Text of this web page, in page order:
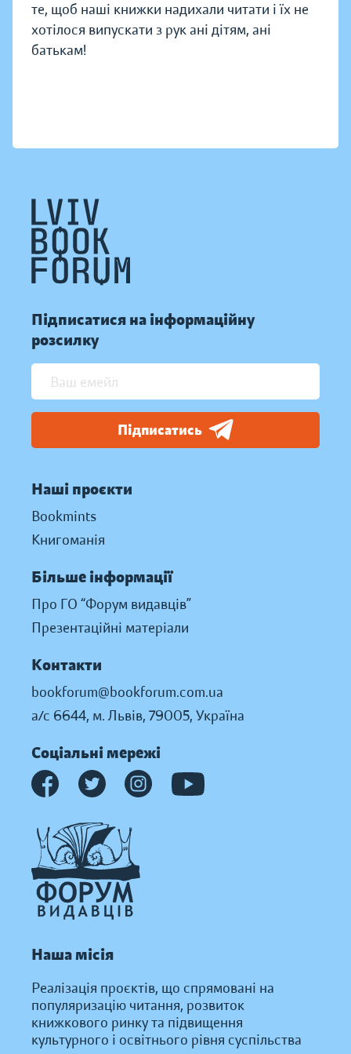
те, щоб наші книжки надихали читати і їх не
хотілося випускати з рук ані дітям, ані
батькам!
Підписатися на інформаційну
розсилку
Підписатись
Наші проєкти
Bookmints
Книгоманія
Більше інформації
Про ГО “Форум видавців”
Презентаційні матеріали
Контакти
bookforum@bookforum.com.ua
а/с 6644, м. Львів, 79005, Україна
Соціальні мережі
Наша місія
Реалізація проєктів, що спрямовані на
популяризацію читання, розвиток
книжкового ринку та підвищення
культурного і освітнього рівня суспільства